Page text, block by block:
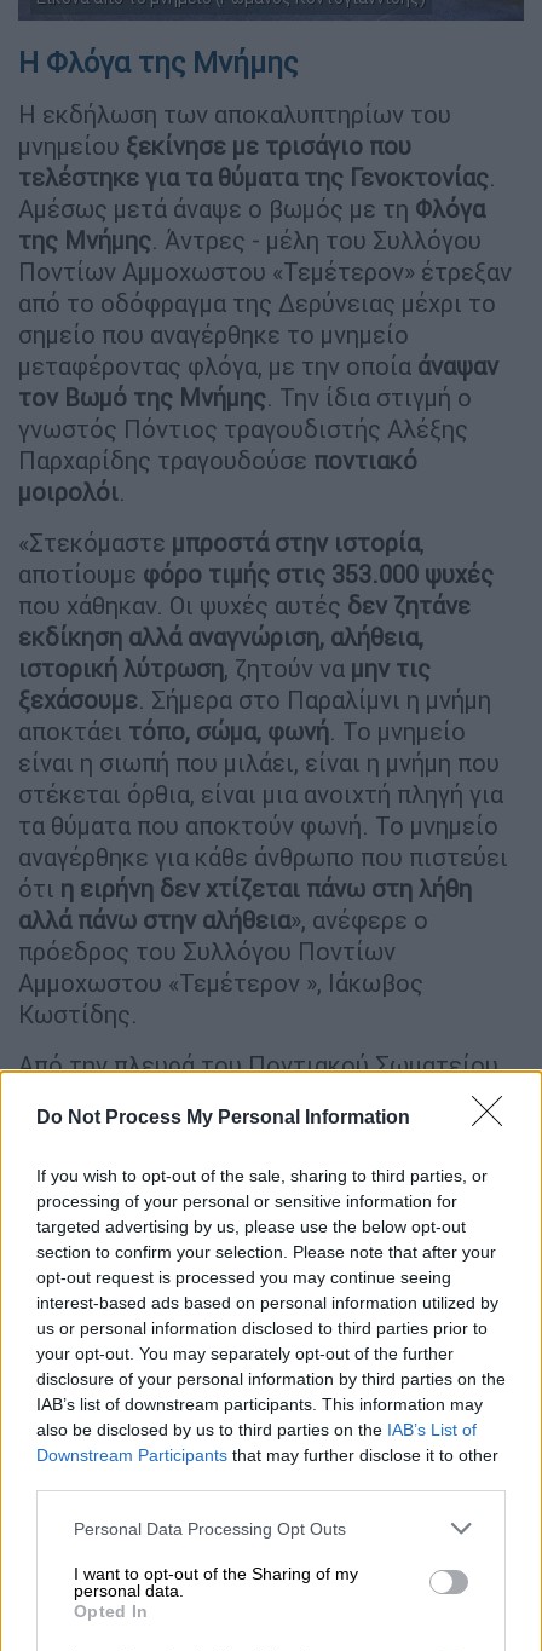
Do Not Process My Personal Information
If you wish to opt-out of the sale, sharing to third parties, or
processing of your personal or sensitive information for
targeted advertising by us, please use the below opt-out
section to confirm your selection. Please note that after your
opt-out request is processed you may continue seeing
interest-based ads based on personal information utilized by
us or personal information disclosed to third parties prior to
your opt-out. You may separately opt-out of the further
disclosure of your personal information by third parties on the
IAB’s list of downstream participants. This information may
also be disclosed by us to third parties on the IAB’s List of
Downstream Participants that may further disclose it to other
Please note that this website/app uses one or more Google
not limited to your visit or usage behaviour. You may click to
grant or deny consent to Google and its third-party tags to
use your data for below specified purposes in below Google
Personal Data Processing Opt Outs
I want to opt-out of the Sharing of my
personal data.
Opted In
Η Φλόγα της Μνήμης
Η εκδήλωση των αποκαλυπτηρίων του
μνημείου ξεκίνησε με τρισάγιο που
τελέστηκε για τα θύματα της Γενοκτονίας.
Αμέσως μετά άναψε ο βωμός με τη Φλόγα
της Μνήμης. Άντρες - μέλη του Συλλόγου
Ποντίων Αμμοχωστου «Τεμέτερον» έτρεξαν
από το οδόφραγμα της Δερύνειας μέχρι το
σημείο που αναγέρθηκε το μνημείο
μεταφέροντας φλόγα, με την οποία άναψαν
τον Βωμό της Μνήμης. Την ίδια στιγμή ο
γνωστός Πόντιος τραγουδιστής Αλέξης
Παρχαρίδης τραγουδούσε ποντιακό
μοιρολόι.
«Στεκόμαστε μπροστά στην ιστορία,
αποτίουμε φόρο τιμής στις 353.000 ψυχές
που χάθηκαν. Οι ψυχές αυτές δεν ζητάνε
εκδίκηση αλλά αναγνώριση, αλήθεια,
ιστορική λύτρωση, ζητούν να μην τις
ξεχάσουμε. Σήμερα στο Παραλίμνι η μνήμη
αποκτάει τόπο, σώμα, φωνή. Το μνημείο
είναι η σιωπή που μιλάει, είναι η μνήμη που
στέκεται όρθια, είναι μια ανοιχτή πληγή για
τα θύματα που αποκτούν φωνή. Το μνημείο
αναγέρθηκε για κάθε άνθρωπο που πιστεύει
ότι η ειρήνη δεν χτίζεται πάνω στη λήθη
αλλά πάνω στην αλήθεια», ανέφερε ο
πρόεδρος του Συλλόγου Ποντίων
Αμμοχωστου «Τεμέτερον », Ιάκωβος
Κωστίδης.
Από την πλευρά του Ποντιακού Σωματείου
ταξίδεψαν στην Κύπρο για τριήμερες
ποντιακού ελληνισμού, οι οποίες
τελέστηκαν υπό την αιγίδα του Προέδρου
της Κυπριακής Δημοκρατίας, Νίκου
Χριστοδουλίδη, ο Γιώργος Γεωργιάδης
συνδύασε τα θύματα της με αγωνιστές της
ΕΟΚΑ.
«Σήμεραενώνεται ο Πόντος με την Κύπρο
Είναι εδώ η εικόνα του Αγίου Γεωργίου
Περιστερεώτα, πουήρθε από την
Τραπεζούντα του Πόντουκαι μαζί της ήρθαν
οι 353.000 ψυχές των προγόνων μας, οι
αγωνιστές της ΕΟΚΑ και τους χιλιάδες
νεκρούς και αγνοούμενους των γεγονότων